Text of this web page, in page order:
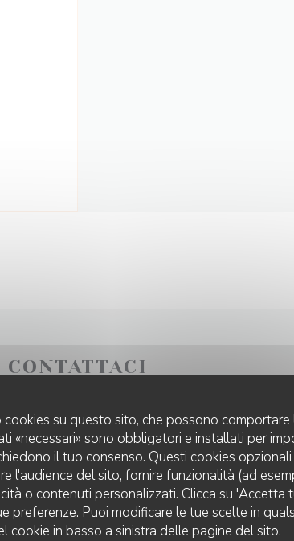
su questo sito, che possono
«necessari» sono obbligatori e installati per
il tuo consenso. Questi cookies
l'audience del sito, fornire funzionalità (ad
o contenuti personalizzati. Clicca su 'Accetta
preferenze. Puoi modificare le tue scelte in
cookie in basso a sinistra delle pagine del sito.
CONTATTACI
Vuoi contattarci?
il modulo sottostante!